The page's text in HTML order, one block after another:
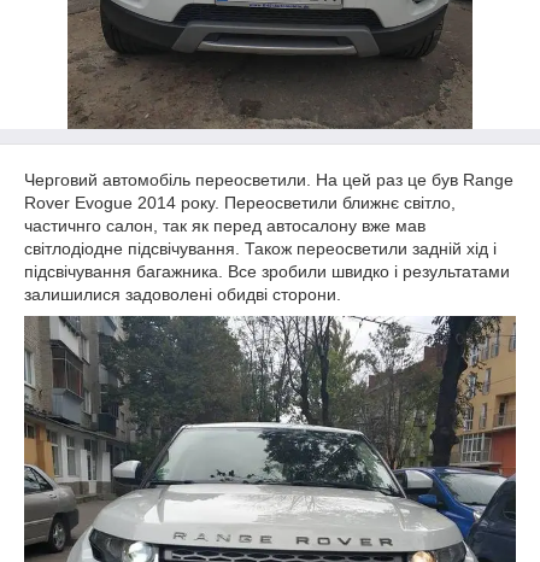
Черговий автомобіль переосветили. На цей раз це був Range
Rover Evogue 2014 року. Переосветили ближнє світло,
частичнго салон, так як перед автосалону вже мав
світлодіодне підсвічування. Також переосветили задній хід і
підсвічування багажника. Все зробили швидко і результатами
залишилися задоволені обидві сторони.